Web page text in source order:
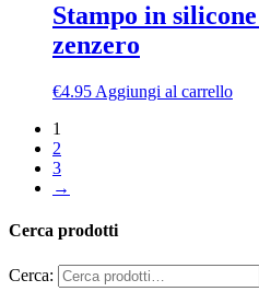
Stampo in
zenzero
€4.95 Aggiungi al carrello
1
2
3
→
Cerca prodotti
Cerca: